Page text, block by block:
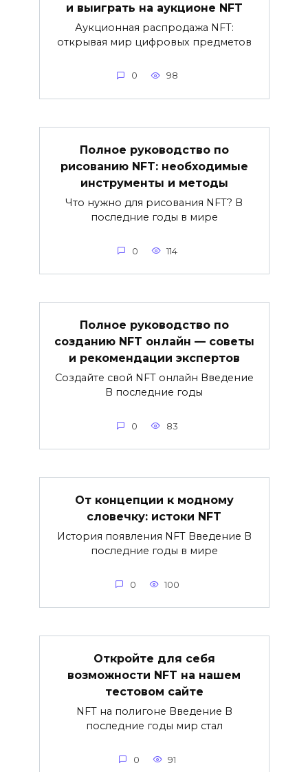
и выиграть на аукционе NFT
Аукционная распродажа NFT:
открывая мир цифровых предметов
0 98
Полное руководство по
рисованию NFT: необходимые
инструменты и методы
Что нужно для рисования NFT? В
последние годы в мире
0 114
Полное руководство по
созданию NFT онлайн — советы
и рекомендации экспертов
Создайте свой NFT онлайн Введение
В последние годы
0 83
От концепции к модному
словечку: истоки NFT
История появления NFT Введение В
последние годы в мире
0 100
Откройте для себя
возможности NFT на нашем
тестовом сайте
NFT на полигоне Введение В
последние годы мир стал
0 91